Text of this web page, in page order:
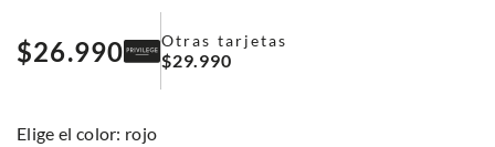
$26.990 Otras tarjetas
$29.990
: rojo